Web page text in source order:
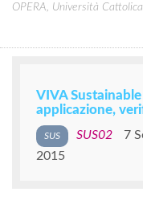
OPERA, Università
VIVA
applicazione,
SUS02 7
2015